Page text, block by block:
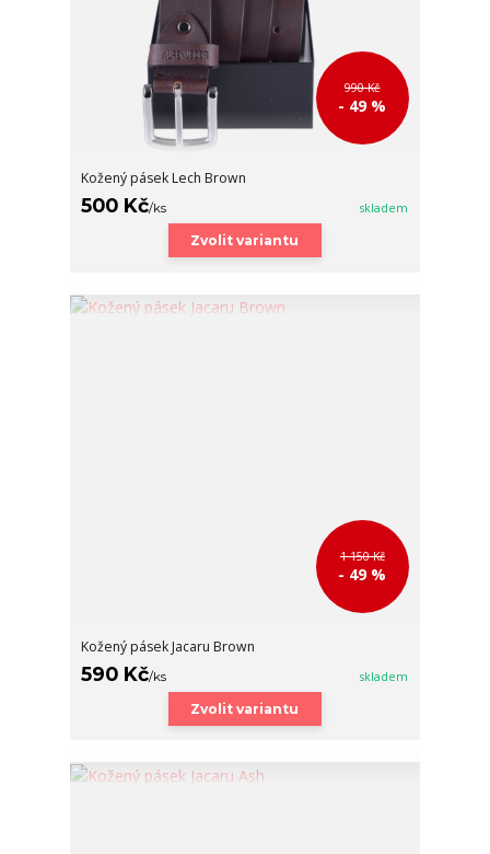
990 Kč
- 49 %
Kožený pásek Lech Brown
500 Kč/ks skladem
Zvolit variantu
1 150 Kč
- 49 %
Kožený pásek Jacaru Brown
590 Kč/ks skladem
Zvolit variantu